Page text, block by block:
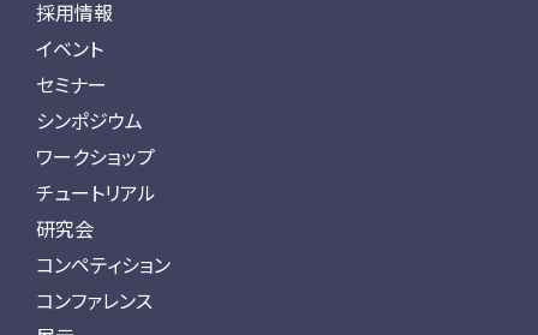
採用情報
イベント
セミナー
シンポジウム
ワークショップ
チュートリアル
研究会
コンペティション
コンファレンス